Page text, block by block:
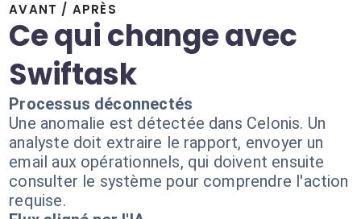
AVANT / APRÈS
Ce qui change avec
Swiftask
Processus déconnectés
Une anomalie est détectée dans Celonis. Un
analyste doit extraire le rapport, envoyer un
email aux opérationnels, qui doivent ensuite
consulter le système pour comprendre l'action
requise.